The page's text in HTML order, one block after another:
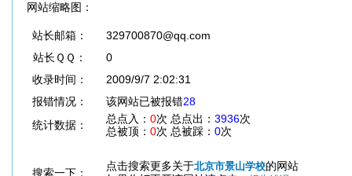
网站缩略图：
站长邮箱：
329700870@qq.com
站长ＱＱ：
0
收录时间：
2009/9/7 2:02:31
报错情况：
该网站已被报错28
统计数据：
总点入： 0次 总点出： 3936次
总被顶： 0次 总被踩： 0次
搜索一下：
点击搜索更多关于北京市景山学校的网站